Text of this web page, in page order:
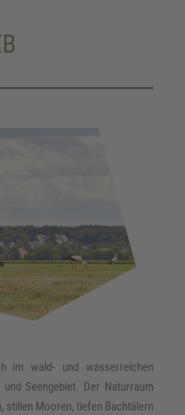
im wald- und wasserreichen
Seengebiet. Der Naturraum
stillen Mooren, tiefen Bachtälern